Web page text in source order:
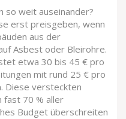
so weit auseinander?
erst preisgeben, wenn
aus der
Asbest oder Bleirohre.
etwa 30 bis 45 € pro
mit rund 25 € pro
Diese versteckten
fast 70 % aller
Budget überschreiten